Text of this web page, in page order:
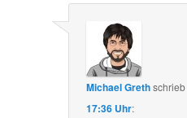
Michael Grethschrieb
17:36 Uhr: